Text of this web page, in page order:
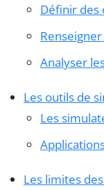
Définir des
Analyser
Les outils de
Les
Les limites